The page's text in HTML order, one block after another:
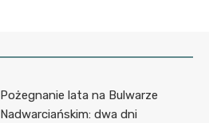
Pożegnanie lata na Bulwarze
Nadwarciańskim: dwa dni